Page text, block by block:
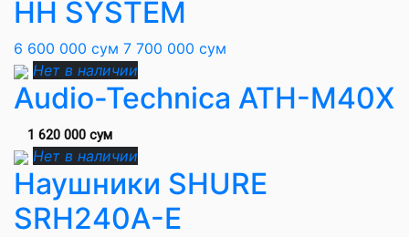
HH SYSTEM
6 600 000 сум 7 700 000 сум
Нет в наличии
Audio-Technica ATH-M40X
1 620 000 сум
Нет в наличии
Наушники SHURE
SRH240A-E